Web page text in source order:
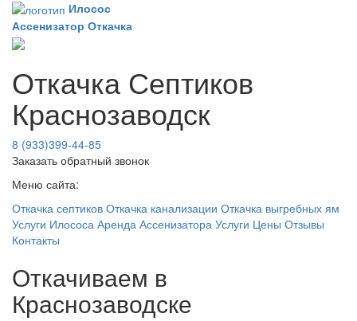
Илосос
Ассенизатор Откачка
Откачка Септиков
Краснозаводск
8 (933)399-44-85
Заказать обратный звонок
Меню сайта:
Откачка септиков Откачка канализации Откачка выгребных ям
Услуги Илососа Аренда Ассенизатора Услуги Цены Отзывы
Контакты
Откачиваем в
Краснозаводске